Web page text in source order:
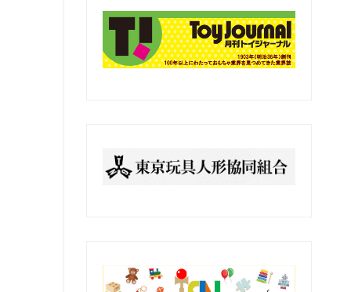
記
事